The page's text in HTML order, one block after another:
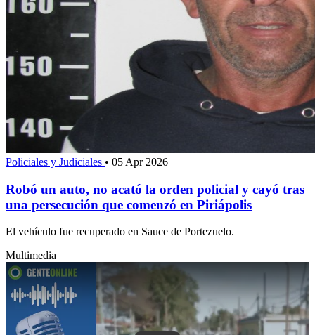
Policiales y Judiciales • 05 Apr 2026
Robó un auto, no acató la orden policial y cayó tras
una persecución que comenzó en Piriápolis
El vehículo fue recuperado en Sauce de Portezuelo.
Multimedia